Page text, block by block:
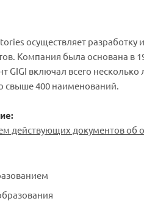
осуществляет
Компания была основана в
GIGI включал всего
свыше 400 наименований.
действующих документов об